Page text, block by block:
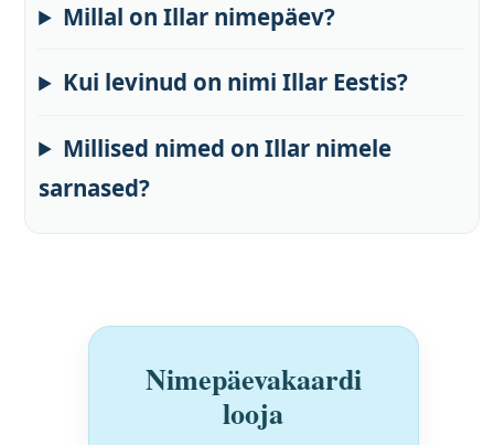
Millal on Illar nimepäev?
Kui levinud on nimi Illar Eestis?
Millised nimed on Illar nimele
sarnased?
Nimepäevakaardi
looja